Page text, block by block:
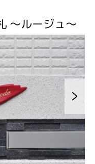
～ルージュ～